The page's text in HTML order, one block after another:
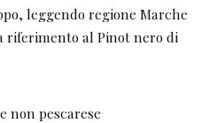
leggendo regione Marche
riferimento al Pinot nero di
non pescarese